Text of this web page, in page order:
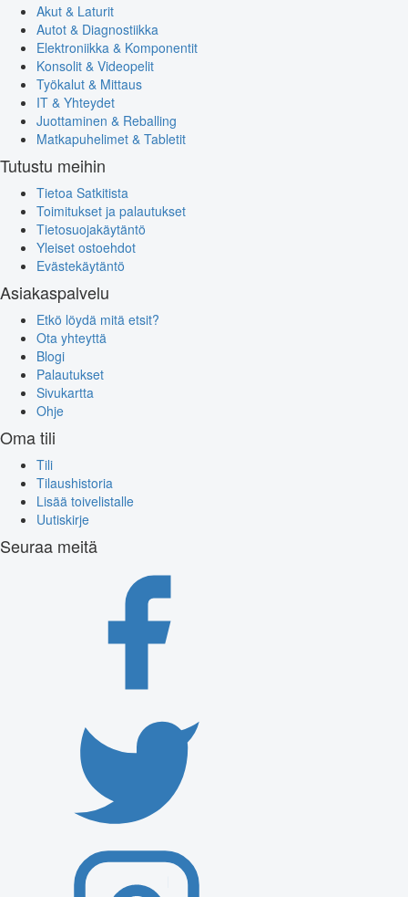
Akut & Laturit
Autot & Diagnostiikka
Elektroniikka & Komponentit
Konsolit & Videopelit
Työkalut & Mittaus
IT & Yhteydet
Juottaminen & Reballing
Matkapuhelimet & Tabletit
Tutustu meihin
Tietoa Satkitista
Toimitukset ja palautukset
Tietosuojakäytäntö
Yleiset ostoehdot
Evästekäytäntö
Asiakaspalvelu
Etkö löydä mitä etsit?
Ota yhteyttä
Blogi
Palautukset
Sivukartta
Ohje
Oma tili
Tili
Tilaushistoria
Lisää toivelistalle
Uutiskirje
Seuraa meitä